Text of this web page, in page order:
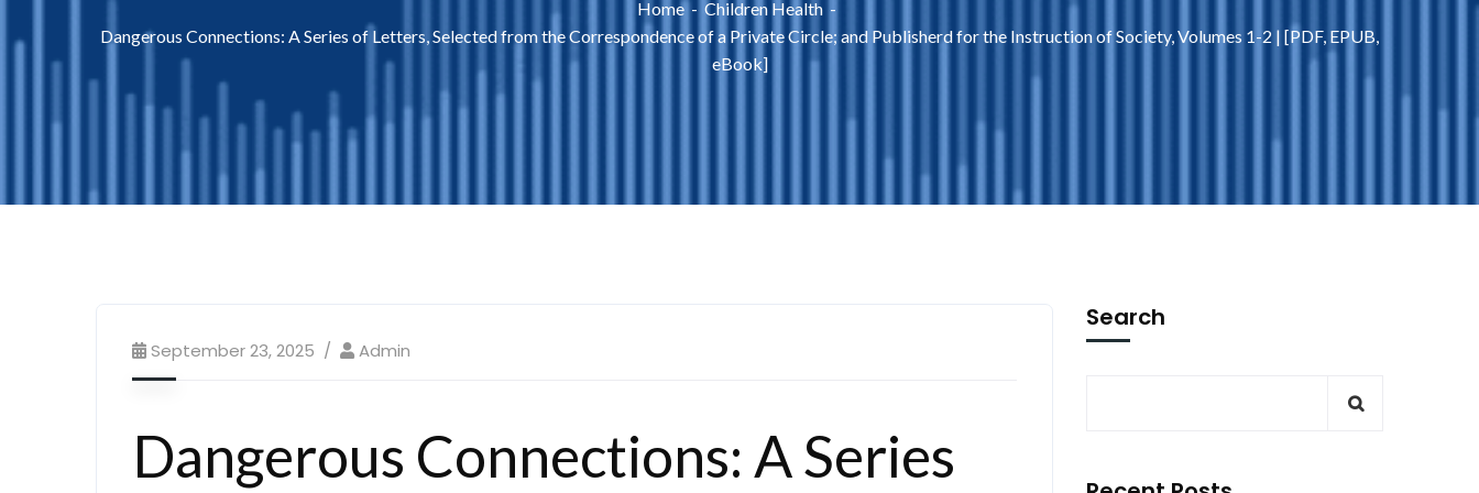
Home
Children Health
Dangerous Connections: A Series of Letters, Selected from the Correspondence of a Private Circle; and Publisherd for the Instruction of Society, Volumes 1-2 | [PDF, EPUB,
eBook]
September 23, 2025 Admin
Dangerous Connections: A Series
Search